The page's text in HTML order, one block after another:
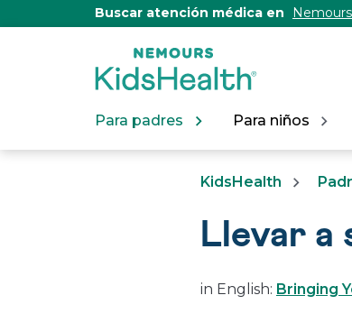
Buscar atención médica en
Para padres Para niños
KidsHealth
Llevar a
in English: Bringing